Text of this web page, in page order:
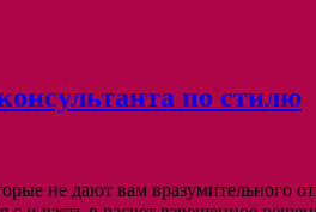
по стилю
не дают вам вразумительного